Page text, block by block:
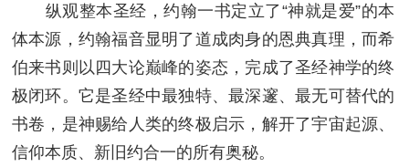
纵观整本圣经，约翰一书定立了“神就是爱”的本
体本源，约翰福音显明了道成肉身的恩典真理，而希
伯来书则以四大论巅峰的姿态，完成了圣经神学的终
极闭环。它是圣经中最独特、最深邃、最无可替代的
书卷，是神赐给人类的终极启示，解开了宇宙起源、
信仰本质、新旧约合一的所有奥秘。